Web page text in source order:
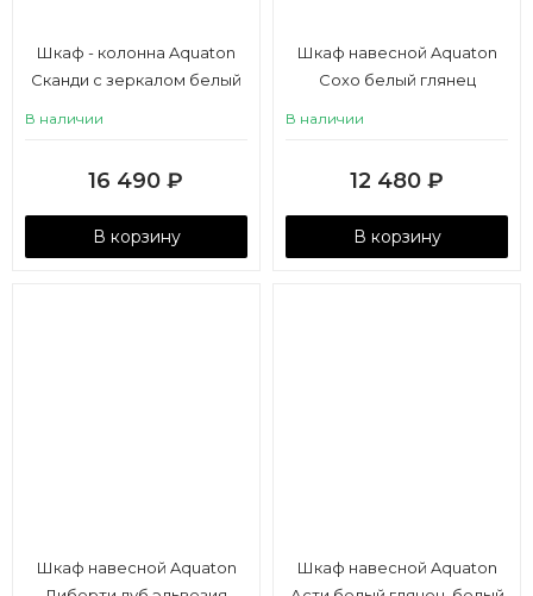
Шкаф - колонна Aquaton
Сканди с зеркалом белый
В наличии
16 490 ₽
В корзину
Шкаф навесной Aquaton
Сохо белый глянец
В наличии
12 480 ₽
В корзину
Шкаф навесной Aquaton
Шкаф навесной Aquaton